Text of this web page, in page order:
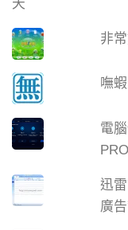
非
嘸
電
迅
廣